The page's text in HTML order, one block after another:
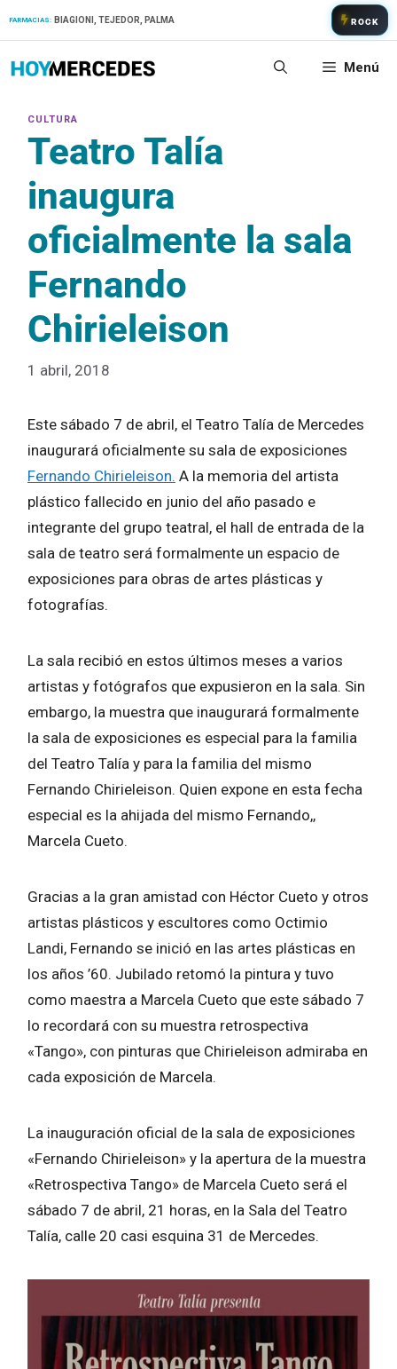
FARMACIAS: BIAGIONI, TEJEDOR, PALMA ROCK
Menú
Teatro Talía
inaugura
oficialmente la sala
Fernando
Chirieleison
1 abril, 2018
Este sábado 7 de abril, el Teatro Talía de Mercedes
inaugurará oficialmente su sala de exposiciones
Fernando Chirieleison. A la memoria del artista
plástico fallecido en junio del año pasado e
integrante del grupo teatral, el hall de entrada de la
sala de teatro será formalmente un espacio de
exposiciones para obras de artes plásticas y
fotografías.
La sala recibió en estos últimos meses a varios
artistas y fotógrafos que expusieron en la sala. Sin
embargo, la muestra que inaugurará formalmente
la sala de exposiciones es especial para la familia
del Teatro Talía y para la familia del mismo
Fernando Chirieleison. Quien expone en esta fecha
especial es la ahijada del mismo Fernando,,
Marcela Cueto.
Gracias a la gran amistad con Héctor Cueto y otros
artistas plásticos y escultores como Octimio
Landi, Fernando se inició en las artes plásticas en
los años ’60. Jubilado retomó la pintura y tuvo
como maestra a Marcela Cueto que este sábado 7
lo recordará con su muestra retrospectiva
«Tango», con pinturas que Chirieleison admiraba en
cada exposición de Marcela.
La inauguración oficial de la sala de exposiciones
«Fernando Chirieleison» y la apertura de la muestra
«Retrospectiva Tango» de Marcela Cueto será el
sábado 7 de abril, 21 horas, en la Sala del Teatro
Talía, calle 20 casi esquina 31 de Mercedes.